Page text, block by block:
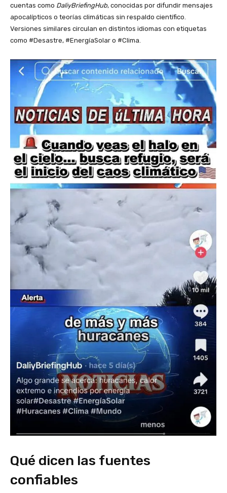
cuentas como DaliyBriefingHub, conocidas por difundir mensajes
apocalípticos o teorías climáticas sin respaldo científico.
Versiones similares circulan en distintos idiomas con etiquetas
como #Desastre, #EnergíaSolar o #Clima.
Qué dicen las fuentes
confiables